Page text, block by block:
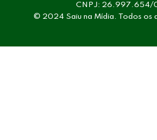
CNPJ: 26.997.654/
© 2024 Saiu na Mídia. Todos os